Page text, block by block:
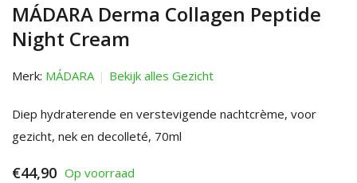
MÁDARA Derma Collagen Peptide
Night Cream
Merk: MÁDARA Bekijk alles Gezicht
Diep hydraterende en verstevigende nachtcrème, voor
gezicht, nek en decolleté, 70ml
€44,90 Op voorraad